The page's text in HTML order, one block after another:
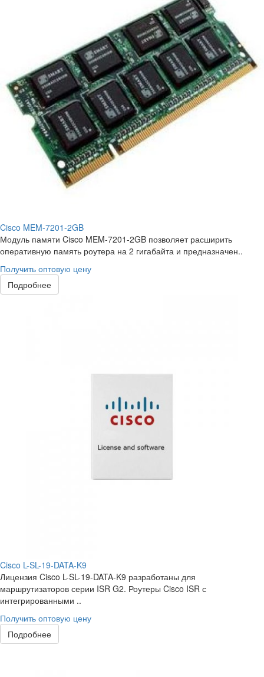
Cisco MEM-7201-2GB
Модуль памяти Cisco MEM-7201-2GB позволяет расширить
оперативную память роутера на 2 гигабайта и предназначен..
Получить оптовую цену
Подробнее
Cisco L-SL-19-DATA-K9
Лицензия Cisco L-SL-19-DATA-K9 разработаны для
маршрутизаторов серии ISR G2. Роутеры Cisco ISR с
интегрированными ..
Получить оптовую цену
Подробнее